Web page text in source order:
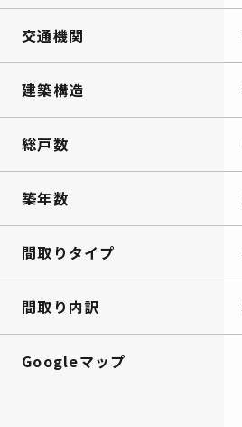
交通機関
建築構造
総戸数
築年数
間取りタイプ
間取り内訳
Googleマップ